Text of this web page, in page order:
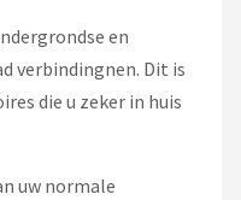
en
verbindingnen. Dit is
die u zeker in huis
uw normale